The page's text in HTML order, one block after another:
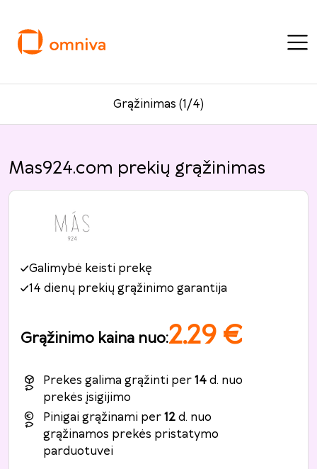
Grąžinimas (1/4)
Mas924.com prekių grąžinimas
Galimybė keisti prekę
14 dienų prekių grąžinimo garantija
Grąžinimo kaina nuo:2.29 €
Prekes galima grąžinti per14d. nuo
prekės įsigijimo
Pinigai grąžinami per12d. nuo
grąžinamos prekės pristatymo
parduotuvei